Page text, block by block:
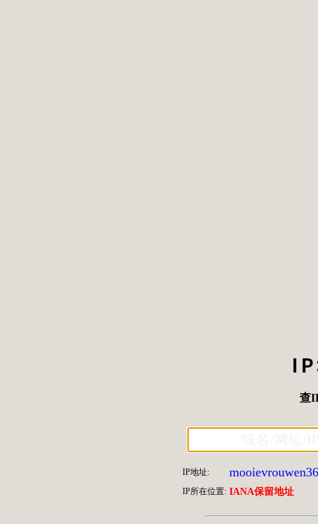
查
IP地址:
IP所在位置: IANA保留地址